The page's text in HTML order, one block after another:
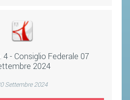
4 - Consiglio Federale 07
2024
Settembre 2024
E TESSERAMENTO